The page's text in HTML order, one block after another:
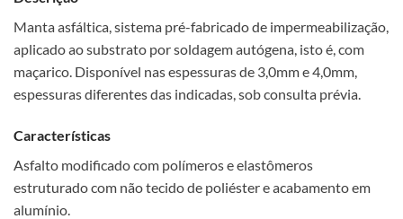
Manta asfáltica, sistema pré-fabricado de impermeabilização,
aplicado ao substrato por soldagem autógena, isto é, com
maçarico. Disponível nas espessuras de 3,0mm e 4,0mm,
espessuras diferentes das indicadas, sob consulta prévia.
Características
Asfalto modificado com polímeros e elastômeros
estruturado com não tecido de poliéster e acabamento em
alumínio.